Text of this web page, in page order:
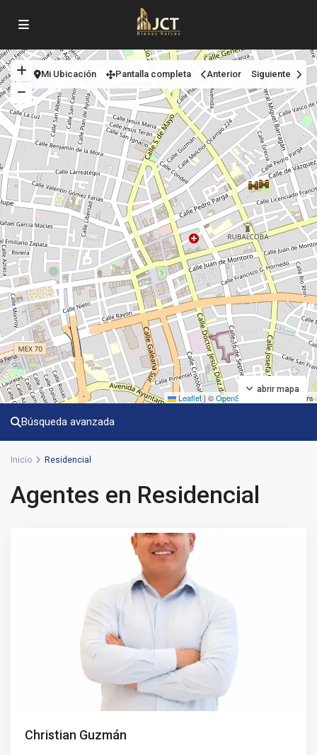
Leaflet| ©OpenStreetMap contributors
abrir mapa
Mi Ubicación Pantalla completa Anterior Siguiente
Búsqueda avanzada
Inicio Residencial
Agentes en Residencial
Christian Guzmán